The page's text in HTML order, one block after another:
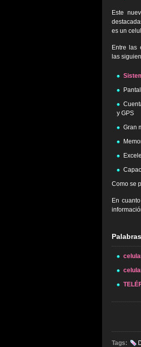
Este
es un
Entre las
las
y GPS
Gran
Como se
En
Tags: